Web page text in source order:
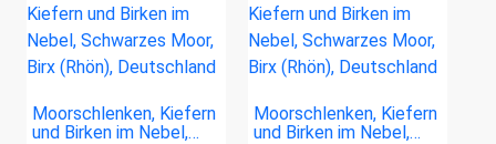
Moorschlenken, Kiefern
und Birken im Nebel,…
Moorschlenken, Kiefern
und Birken im Nebel,…